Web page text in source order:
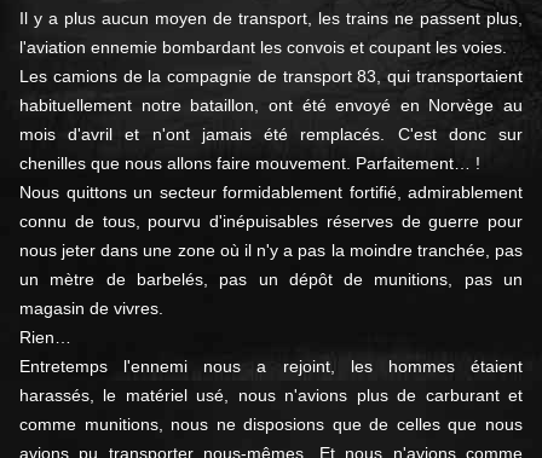
Il y a plus aucun moyen de transport, les trains ne passent plus,
l'aviation ennemie bombardant les convois et coupant les voies.
Les camions de la compagnie de transport 83, qui transportaient
habituellement notre bataillon, ont été envoyé en Norvège au
mois d'avril et n'ont jamais été remplacés. C'est donc sur
chenilles que nous allons faire mouvement. Parfaitement… !
Nous quittons un secteur formidablement fortifié, admirablement
connu de tous, pourvu d'inépuisables réserves de guerre pour
nous jeter dans une zone où il n'y a pas la moindre tranchée, pas
un mètre de barbelés, pas un dépôt de munitions, pas un
magasin de vivres.
Rien…
Entretemps l'ennemi nous a rejoint, les hommes étaient
harassés, le matériel usé, nous n'avions plus de carburant et
comme munitions, nous ne disposions que de celles que nous
avions pu transporter nous-mêmes. Et nous n'avions comme